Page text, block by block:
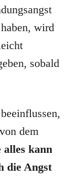
wird
sobald
dem
alles kann
die Angst